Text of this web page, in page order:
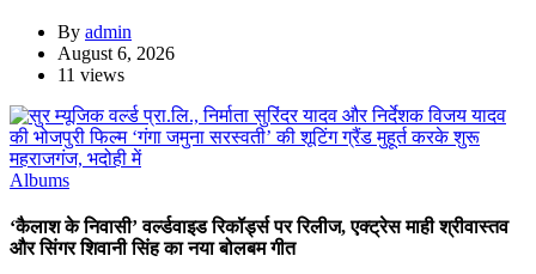
By admin
August 6, 2026
11 views
Albums
‘कैलाश के निवासी’ वर्ल्डवाइड रिकॉर्ड्स पर रिलीज, एक्ट्रेस माही श्रीवास्तव
और सिंगर शिवानी सिंह का नया बोलबम गीत